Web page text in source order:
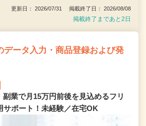
更新日： 2026/07/31 掲載終了日： 2026/08/08
掲載終了まであと2日
データ入力・商品登録および発
副業で月15万円前後を見込めるフリ
サポート！未経験／在宅OK